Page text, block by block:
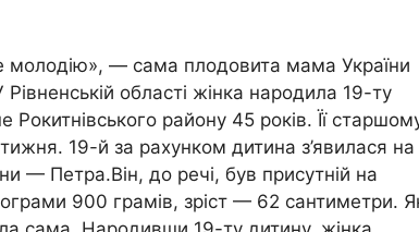
— сама плодовита мама України
області жінка народила 19-ту
Рокитнівського району 45 років. Її
19-й за рахунком дитина з’явилася на
— Петра.Він, до речі, був присутній на
900 грамів, зріст — 62 сантиметри.